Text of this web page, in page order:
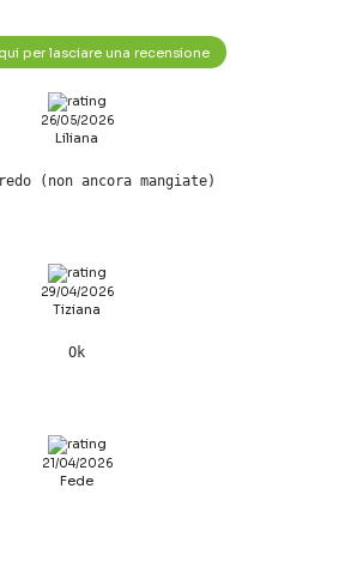
per lasciare una recensione
26/05/2026
Liliana
(non ancora mangiate)
29/04/2026
Tiziana
Ok
21/04/2026
Fede